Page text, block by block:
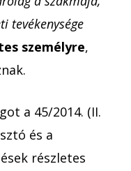
tevékenysége
személyre,
a 45/2014. (II.
és a
részletes